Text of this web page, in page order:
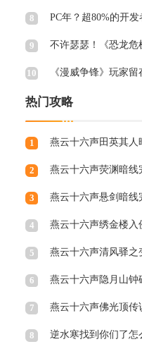
8
9
10
热门攻略
1
2
3
4
5
6
7
8